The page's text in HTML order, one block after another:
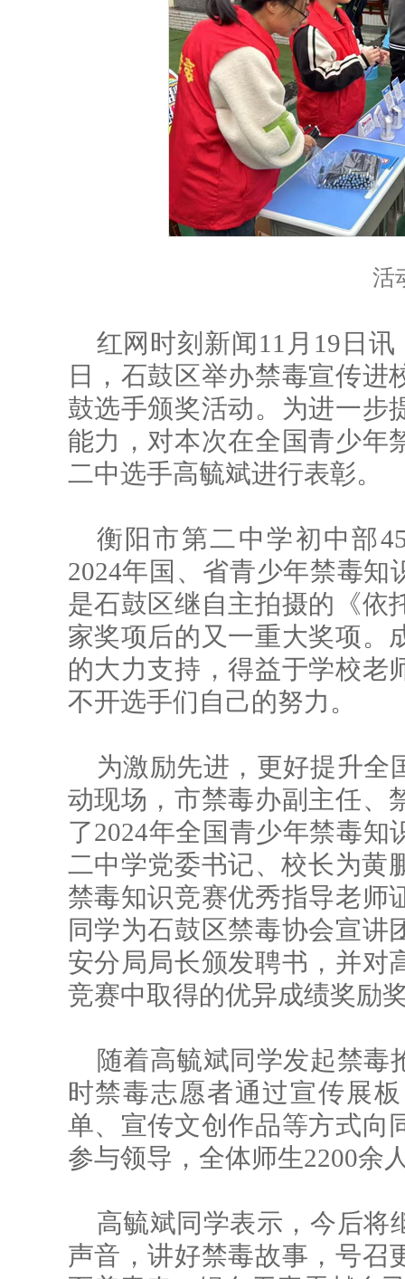
活
红网时刻新闻11月19日
日，石鼓区举办禁毒宣传进
鼓选手颁奖活动。为进一步
能力，对本次在全国青少年
二中选手高毓斌进行表彰。
衡阳市第二中学初中部
2024年国、省青少年禁毒知
是石鼓区继自主拍摄的《依
家奖项后的又一重大奖项。
的大力支持，得益于学校老
不开选手们自己的努力。
为激励先进，更好提升全
动现场，市禁毒办副主任、
了2024年全国青少年禁毒
二中学党委书记、校长为黄
禁毒知识竞赛优秀指导老师
同学为石鼓区禁毒协会宣讲
安分局局长颁发聘书，并对
竞赛中取得的优异成绩奖励
随着高毓斌同学发起禁毒
时禁毒志愿者通过宣传展
单、宣传文创作品等方式向
参与领导，全体师生2200余
高毓斌同学表示，今后将
声音，讲好禁毒故事，号召